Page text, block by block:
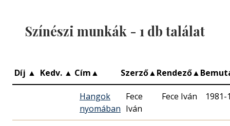
Színészi munkák - 1 db találat
Díj ▲ Kedv. ▲ Cím▲ Szerző▲Rendező▲
Hangok
nyomában
Fece
Iván
Fece Iván 1981-